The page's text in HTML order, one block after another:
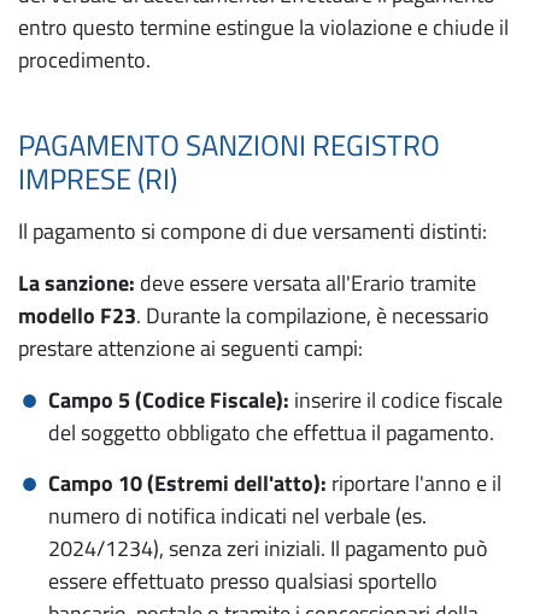
entro questo termine estingue la violazione e chiude il
procedimento.
PAGAMENTO SANZIONI REGISTRO
IMPRESE (RI)
Il pagamento si compone di due versamenti distinti:
La sanzione: deve essere versata all'Erario tramite
modello F23. Durante la compilazione, è necessario
prestare attenzione ai seguenti campi:
Campo 5 (Codice Fiscale): inserire il codice fiscale
del soggetto obbligato che effettua il pagamento.
Campo 10 (Estremi dell'atto): riportare l'anno e il
numero di notifica indicati nel verbale (es.
2024/1234), senza zeri iniziali. Il pagamento può
essere effettuato presso qualsiasi sportello